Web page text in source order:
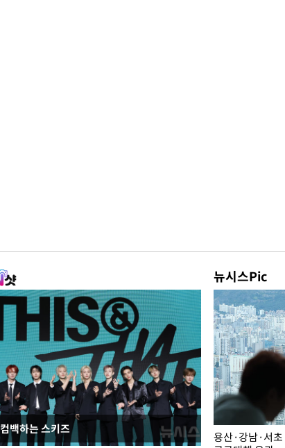
컴백하는 스키즈
뉴시스Pic
주유소 기름값 12주째 하락, L당 1천800원대
용산·강남·서